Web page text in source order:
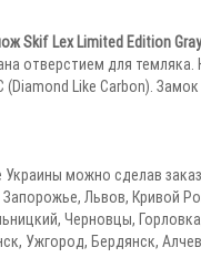
Skif Lex Limited Edition Gray
отверстием для
Like Carbon).
можно сделав
Львов, Кривой
Черновцы,
Ужгород, Бердянск,